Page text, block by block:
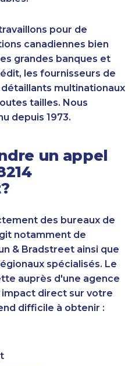
pour de
canadiennes bien
grandes banques et
les fournisseurs de
multinationaux
tailles. Nous
depuis 1973.
un appel
des bureaux de
notamment de
& Bradstreet ainsi que
spécialisés. Le
auprès d'une agence
direct sur votre
difficile à obtenir :